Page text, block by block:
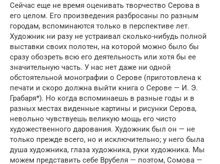
Сейчас еще не время оценивать творчество Серова в
его целом. Его произведения разбросаны по разным
городам, вспоминаются только в перспективе лет.
Художник ни разу не устраивал сколько-нибудь полной
выставки своих полотен, на которой можно было бы
сразу обозреть всю его деятельность или хотя бы ее
значительную часть. У нас нет даже ни одной
обстоятельной монографии о Серове (приготовлена к
печати и скоро должна выйти книга о Серове — И. Э.
Грабаря*). Но когда вспоминаешь в разные годы и в
разных местах виденные картины и рисунки Серова,
невольно чувствуешь великую мощь его чисто
художественного дарования. Художник был он — не
только прежде всего, но и исключительно; у него была
душа художника, глаза художника, руки художника. Мы
можем представить себе Врубеля — поэтом, Сомова —